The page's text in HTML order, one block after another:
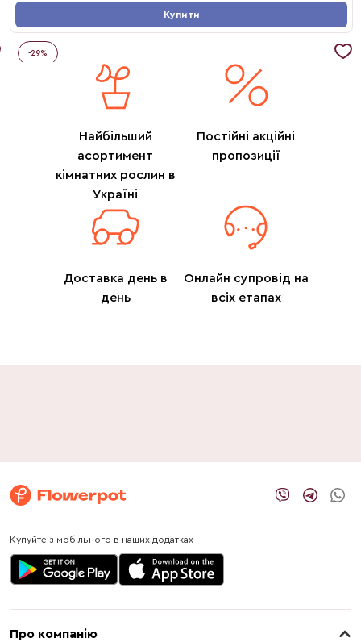
Купити
-29%
Найбільший
асортимент
кімнатних рослин в
Україні
Постійні акційні
пропозиції
Доставка день в
день
Онлайн супровід на
всіх етапах
Купуйте з мобільного в наших додатках
Про компанію